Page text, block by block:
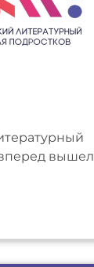
вперед вышел